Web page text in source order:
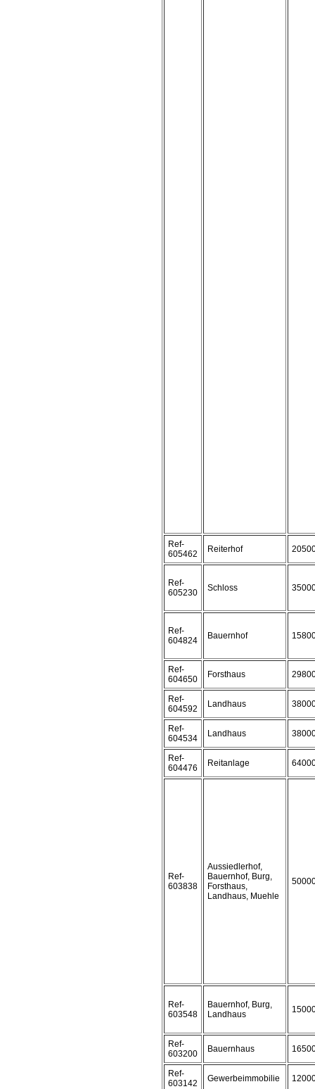
Ref-
605462
Reiterhof
Ref-
605230
Schloss
Ref-
604824
Bauernhof
Ref-
604650
Forsthaus
Ref-
604592
Landhaus
Ref-
604534
Landhaus
Ref-
604476
Reitanlage
Ref-
603838
Aussiedlerhof,
Bauernhof, Burg,
Forsthaus,
Landhaus, Muehle
Ref-
603548
Bauernhof, Burg,
Landhaus
Ref-
603200
Bauernhaus
Ref-
603142
Gewerbeimmobilie